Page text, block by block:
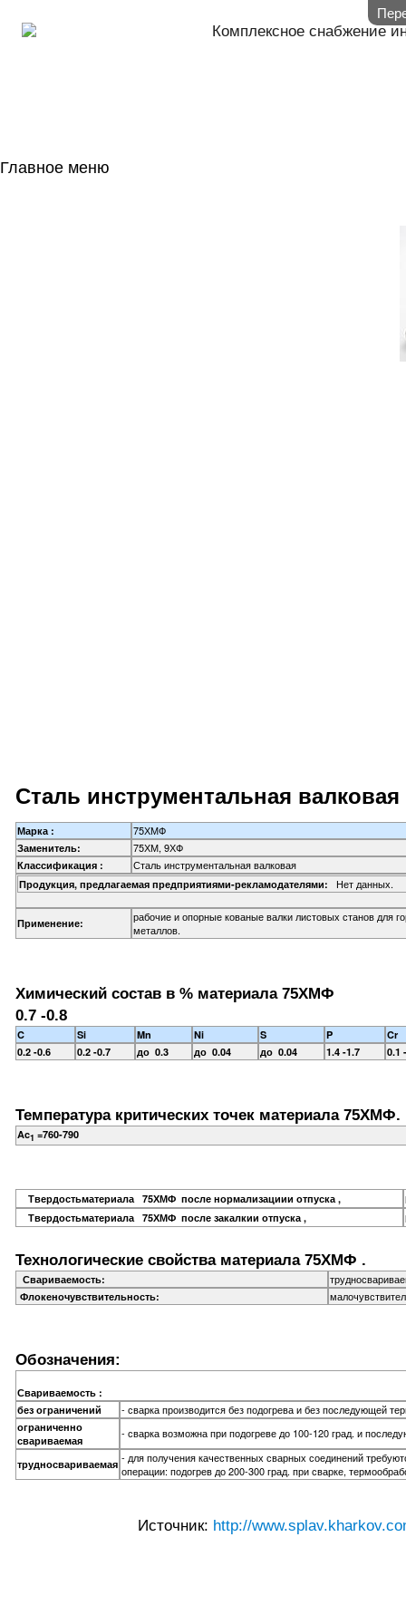
Комплексное снабжение
Главное меню
Сталь инструментальная
Марка : 75ХМФ
Заменитель: 75ХМ, 9ХФ
Классификация : Сталь инструментальная валковая
Продукция, предлагаемая предприятиями-рекламодателями: Нет данных.
Применение:
рабочие и опорные кованые валки листовых станов для
металлов.
Химический состав в % материала 75ХМФ
0.7 -0.8
C Si Mn Ni S P
Cr
0.2 -0.6
0.2 -0.7 до 0.3 до 0.04 до 0.04 1.4 -1.7 0.1
Температура критических точек материала 75ХМФ.
Ac1 =760-790
Твердостьматериала 75ХМФ после нормализациии отпуска ,
Твердостьматериала 75ХМФ после закалкии отпуска ,
Технологические свойства материала 75ХМФ .
Свариваемость:
Флокеночувствительность:
Обозначения:
Свариваемость :
без ограничений
- сварка производится без подогрева и без последующей
ограниченно
свариваемая
- сварка возможна при подогреве до 100-120 град. и
трудносвариваемая - для получения качественных сварных соединений
операции: подогрев до 200-300 град. при сварке,
Источник: http://